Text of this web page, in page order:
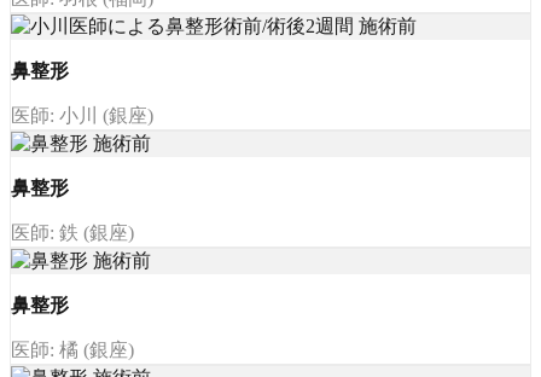
鼻整形
医師: 小川 (銀座)
鼻整形
医師: 鉄 (銀座)
鼻整形
医師: 橘 (銀座)